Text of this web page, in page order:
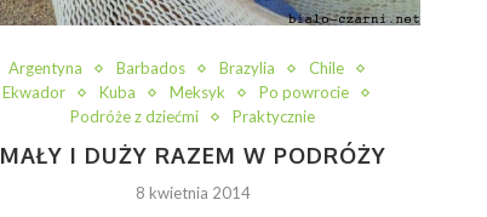
Argentyna
Barbados Brazylia
Chile
Ekwador
Kuba Meksyk
Po powrocie
Podróże z dziećmi
Praktycznie
MAŁY I DUŻY RAZEM W PODRÓŻY
8 kwietnia 2014